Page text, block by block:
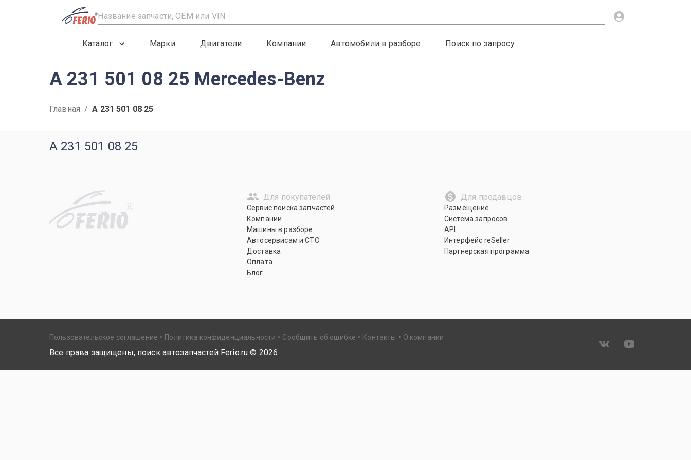
R
Каталог Марки Двигатели Компании Автомобили в разборе Поиск по запросу
A 231 501 08 25 Mercedes-Benz
Главная / A 231 501 08 25
A 231 501 08 25
R
Для покупателей
Сервис поиска запчастей
Компании
Машины в разборе
Автосервисам и СТО
Доставка
Оплата
Блог
Для продавцов
Размещение
Система запросов
API
Интерфейс reSeller
Партнерская программа
Пользовательское соглашение Политика конфиденциальности Сообщить об ошибке Контакты О компании
Все права защищены, поиск автозапчастей Ferio.ru © 2026